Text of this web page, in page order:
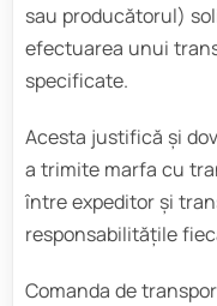
sau producătorul)
efectuarea unui
specificate.
Acesta justifică și
a trimite marfa cu
între expeditor și
responsabilitățile
Comanda de